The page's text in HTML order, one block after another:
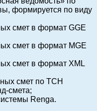
формируется по виду
смет в формат GGE
смет в формат MGE
смет в формат XML
смет по ТСН
смета;
Renga.